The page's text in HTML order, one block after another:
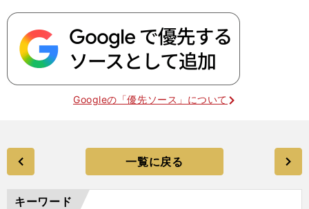
Googleの「優先ソース」について
一覧に戻る
キーワード